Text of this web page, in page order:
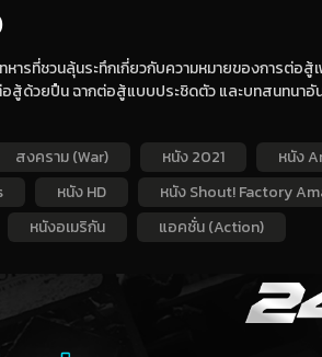
หารที่ชวนลุ้นระทึกเกี่ยวกับความหมายของการต่อ
สู้ด้วยปืน ฉากต่อสู้แบบประชิดตัว และบทสนทนา
สงคราม (War) หนัง 2021
หนัง
หนัง HD
หนัง Shout! Factory
หนังอเมริกัน แอคชั่น (Action)